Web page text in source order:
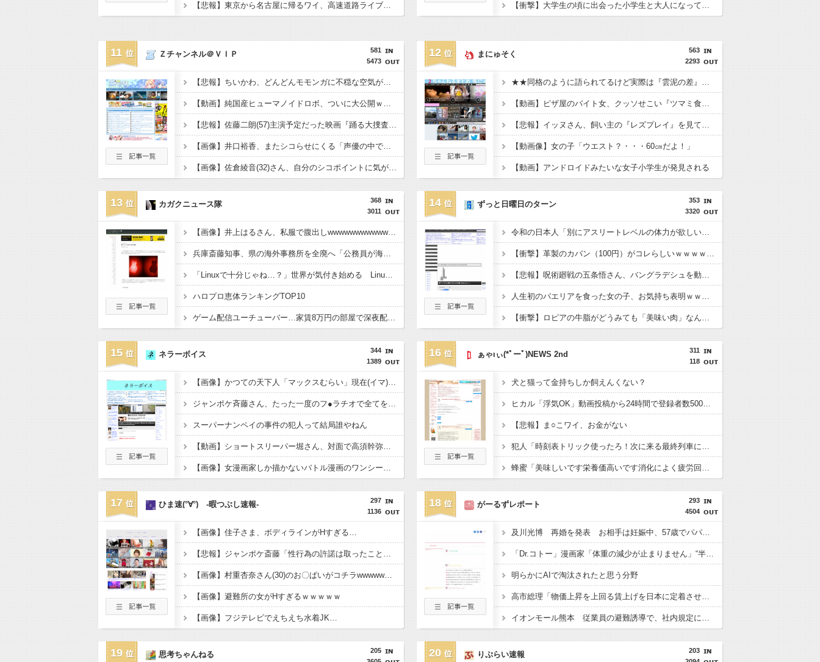
【悲報】東京から名古屋に帰るワイ、高速道路ライブカメラを見てガチ絶望????・・・・・・・・・ 【衝撃】大学生の頃に出会った小学生と大人になってから再会し結婚した男、めちゃくちゃ叩かれてしまうｗｗｗｗｗ(※画像あり)
11
581
5473
Ｚチャンネル＠ＶＩＰ
【悲報】ちいかわ、どんどんモモンガに不穏な空気が漂い始める
【動画】純国産ヒューマノイドロボ、ついに大公開ｗｗｗ技術力ホンマにえぐいな日本ｗｗｗｗｗｗｗｗｗ
【悲報】佐藤二朗(57)主演予定だった映画『踊る大捜査線』スピンオフ作品の撮影中止が正式に決定
【画像】井口裕香、またシコらせにくる「声優の中で一番お尻が仕上がってる♡」
【画像】佐倉綾音(32)さん、自分のシコポイントに気がついて見せびらかすｗ
12
563
2293
まにゅそく
★★同格のように語られてるけど実際は『雲泥の差』があるものと言えば？
【動画】ピザ屋のバイト女、クッソせこい『ツマミ食い』をして炎上
【悲報】イッヌさん、飼い主の『レズプレイ』を見てドン引き・・・
【動画像】女の子「ウエスト？・・・60㎝だよ！」
【動画】アンドロイドみたいな女子小学生が発見される
13
368
3011
カガクニュース隊
【画像】井上はるさん、私服で腹出しwwwwwwwwwwwwwwwwwwwwwwwwwwwwwwwwwwwwwww
兵庫斎藤知事、県の海外事務所を全廃へ「公務員が海外で遊ぶためにあるだけ」 [963243619]
「Linuxで十分じゃね…？」世界が気付き始める Linuxの市場シェアが初めて10%超える Windows窮地 [323057825]
ハロプロ恵体ランキングTOP10
ゲーム配信ユーチューバー…家賃8万円の部屋で深夜配信→管理会社から厳重注意されてお気持ち表明
14
353
3320
ずっと日曜日のターン
令和の日本人「別にアスリートレベルの体力が欲しい訳じゃない。8時間仕事して夜にちょっとした自炊できて風呂入れたらいい」
【衝撃】革製のカバン（100円）がコレらしいｗｗｗｗｗｗｗｗ
【悲報】呪術廻戦の五条悟さん、バングラデシュを動かすｗｗｗｗｗｗｗｗ
人生初のパエリアを食った女の子、お気持ち表明ｗｗｗｗｗｗｗｗｗ
【衝撃】ロピアの牛脂がどうみても「美味い肉」なんやが・・・・・
15
344
1389
ネラーボイス
【画像】かつての天下人「マックスむらい」現在(イマ)wwwwwww
ジャンポケ斉藤さん、たった一度のフ●ラチオで全てを失ってしまう
スーパーナンペイの事件の犯人って結局誰やねん
【動画】ショートスリーパー堀さん、対面で高須幹弥にキレる
【画像】女漫画家しか描かないバトル漫画のワンシーンが発見さらるwwwwwwwwwwwwwwwwwwwwwwwwwww
16
311
118
ぁゃιぃ(*ﾟーﾟ)NEWS 2nd
犬と猫って金持ちしか飼えんくない？
ヒカル「浮気OK」動画投稿から24時間で登録者数500万人割れ12万人減、コメント約４万件超
【悲報】ま○こワイ、お金がない
犯人「時刻表トリック使ったろ！次に来る最終列車に乗り継ぎすればアリバイ成立や！」
蜂蜜「美味しいです栄養価高いです消化によく疲労回復の効力もあります」←お前らが飲まない理由
17
297
1136
ひま速(°∀°) -暇つぶし速報-
【画像】佳子さま、ボディラインがHすぎる…
【悲報】ジャンポケ斎藤「性行為の許諾は取ったことありません」
【画像】村重杏奈さん(30)のお〇ぱいがコチラwwwwwwwwwwww
【画像】避難所の女がHすぎるｗｗｗｗｗ
【画像】フジテレビでえちえち水着JK…
18
293
4504
がーるずレポート
及川光博 再婚を発表 お相手は妊娠中、57歳でパパに「今後も俳優としてミッチーとして精進」
「Dr.コトー」漫画家「体重の減少が止まりません」“半年で39キロ減”にファンから心配の声
明らかにAIで淘汰されたと思う分野
高市総理「物価上昇を上回る賃上げを日本に定着させる」 国家公務員月給3.51％増へ 人事院の勧告を受け
イオンモール熊本 従業員の避難誘導で、社内規定に抵触か
19
205
思考ちゃんねる 20
203
りぷらい速報